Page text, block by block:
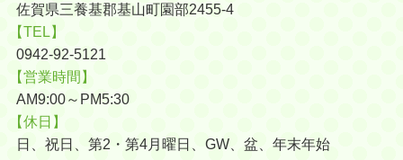
佐賀県三養基郡基山町園部2455-4
【TEL】
0942-92-5121
【営業時間】
AM9:00～PM5:30
【休日】
日、祝日、第2・第4月曜日、GW、盆、年末年始